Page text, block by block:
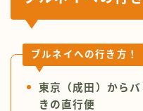
ブルネイ への行き方！
東京（成田）から
きの直行便